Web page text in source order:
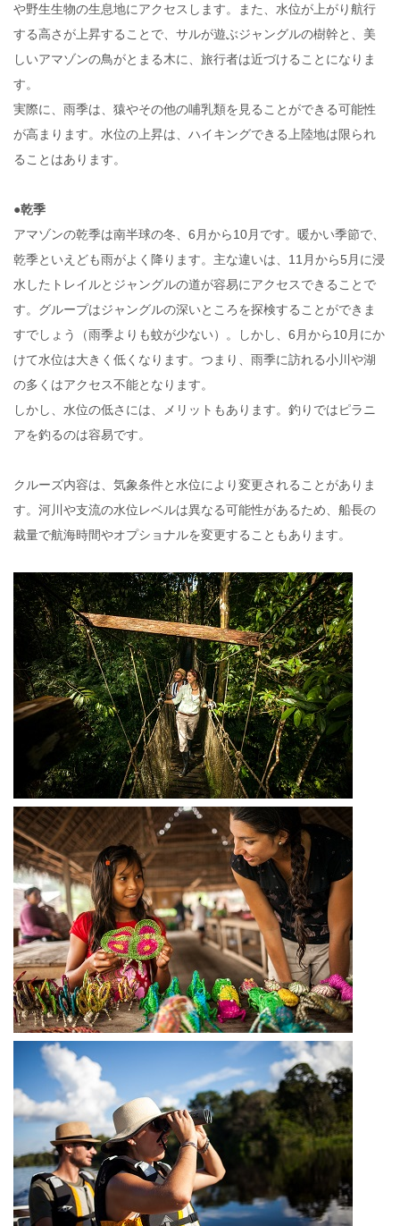
や野生生物の生息地にアクセスします。また、水位が上がり航行
する高さが上昇することで、サルが遊ぶジャングルの樹幹と、美
しいアマゾンの鳥がとまる木に、旅行者は近づけることになりま
す。
実際に、雨季は、猿やその他の哺乳類を見ることができる可能性
が高まります。水位の上昇は、ハイキングできる上陸地は限られ
ることはあります。
●乾季
アマゾンの乾季は南半球の冬、6月から10月です。暖かい季節で、
乾季といえども雨がよく降ります。主な違いは、11月から5月に浸
水したトレイルとジャングルの道が容易にアクセスできることで
す。グループはジャングルの深いところを探検することができま
すでしょう（雨季よりも蚊が少ない）。しかし、6月から10月にか
けて水位は大きく低くなります。つまり、雨季に訪れる小川や湖
の多くはアクセス不能となります。
しかし、水位の低さには、メリットもあります。釣りではピラニ
アを釣るのは容易です。
クルーズ内容は、気象条件と水位により変更されることがありま
す。河川や支流の水位レベルは異なる可能性があるため、船長の
裁量で航海時間やオプショナルを変更することもあります。